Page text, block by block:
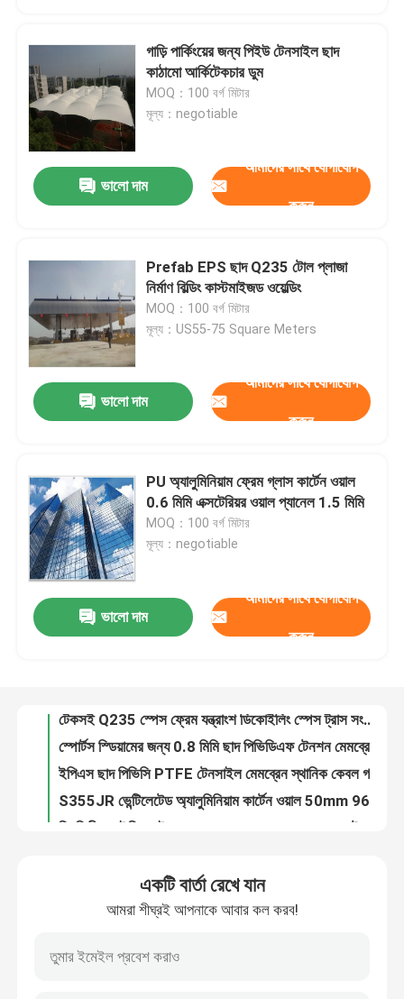
বাড়ি
পণ্য
খবর
গাড়ি পার্কিংয়ের জন্য পিইউ টেনসাইল ছাদ
কাঠামো আর্কিটেকচার ডুম
MOQ：100 বর্গ মিটার
মূল্য：negotiable
ভালো দাম
আমাদের সাথে যোগাযোগ
করুন
Prefab EPS ছাদ Q235 টোল প্লাজা
নির্মাণ বিল্ডিং কাস্টমাইজড ওয়েল্ডিং
MOQ：100 বর্গ মিটার
মূল্য：US55-75 Square Meters
ভালো দাম
আমাদের সাথে যোগাযোগ
করুন
PU অ্যালুমিনিয়াম ফ্রেম গ্লাস কার্টেন ওয়াল
0.6 মিমি এক্সটেরিয়র ওয়াল প্যানেল 1.5 মিমি
MOQ：100 বর্গ মিটার
মূল্য：negotiable
ভালো দাম
আমাদের সাথে যোগাযোগ
করুন
Q235 স্ট্যান্ডিং সীম মেটাল ছাদ রক্ষণাবেক্ষণ 50mm PU সাইডিং প্যানেল
স্থিতিশীলতা ইপিএস ইস্পাত স্পেস ফ্রেম ছাদ সাসপেনশন গ্রেট 0.326-0.8 মিমি
S235JR স্পেস ফ্রেম নোড সংযোগকারী 0.6 মিমি ছাদ GB উচ্চ শক্তি
একটি বার্তা রেখে যান
আমরা শীঘ্রই আপনাকে আবার কল করব!